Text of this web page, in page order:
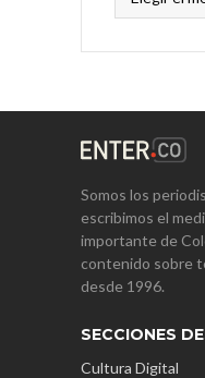
Somos los
escribimos el
importante de
contenido sobre
desde 1996.
SECCIONES
Cultura Digital